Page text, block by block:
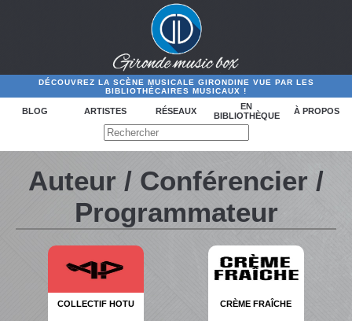
DÉCOUVREZ LA SCÈNE MUSICALE GIRONDINE VUE PAR LES
BIBLIOTHÉCAIRES MUSICAUX !
BLOG ARTISTES RÉSEAUX
EN
BIBLIOTHÈQUE
À PROPOS
Auteur / Conférencier /
Programmateur
COLLECTIF HOTU CRÈME FRAÎCHE